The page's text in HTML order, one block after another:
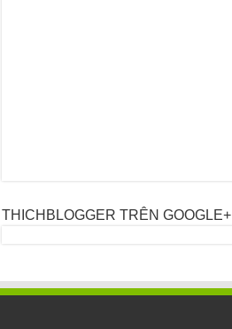
THICHBLOGGER TRÊN GOOGLE+